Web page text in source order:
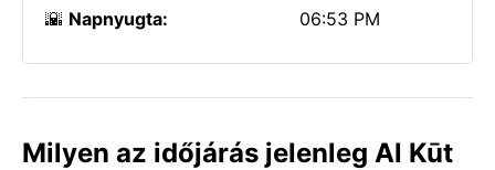
🌇 Napnyugta: 06:53 PM
Milyen az időjárás jelenleg Al Kūt